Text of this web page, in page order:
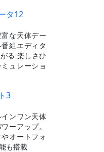
タ12
な天体デー
組エディタ
る 楽しさひ
ュレーショ
3
ンワン天体
ーアップ。
オートフォ
も搭載